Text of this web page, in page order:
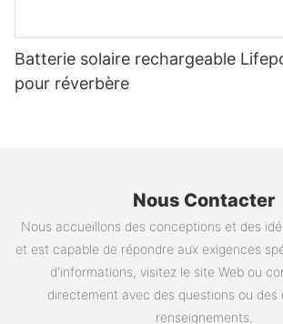
Batterie solaire rechargeable
pour réverbère
Nous Contacter
Nous accueillons des conceptions et des
et est capable de répondre aux exigences
d'informations, visitez le site Web ou
directement avec des questions ou des
renseignements.